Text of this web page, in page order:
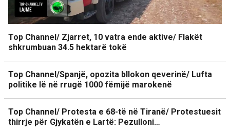
Top Channel/ Zjarret, 10 vatra ende aktive/ Flakët
shkrumbuan 34.5 hektarë tokë
Top Channel/Spanjë, opozita bllokon qeverinë/ Lufta
politike lë në rrugë 1000 fëmijë marokenë
Top Channel/ Protesta e 68-të në Tiranë/ Protestuesit
thirrje për Gjykatën e Lartë: Pezulloni…